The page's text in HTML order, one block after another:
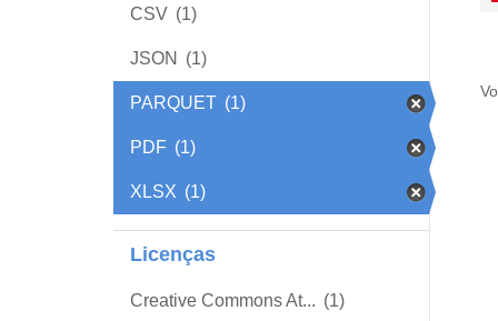
CSV (1)
JSON (1)
PARQUET (1)
PDF (1)
XLSX (1)
Licenças
Creative Commons At... (1)